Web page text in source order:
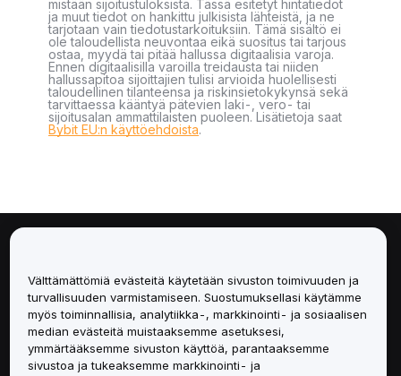
mistään sijoitustuloksista. Tässä esitetyt hintatiedot
ja muut tiedot on hankittu julkisista lähteistä, ja ne
tarjotaan vain tiedotustarkoituksiin. Tämä sisältö ei
ole taloudellista neuvontaa eikä suositus tai tarjous
ostaa, myydä tai pitää hallussa digitaalisia varoja.
Ennen digitaalisilla varoilla treidausta tai niiden
hallussapitoa sijoittajien tulisi arvioida huolellisesti
taloudellinen tilanteensa ja riskinsietokykynsä sekä
tarvittaessa kääntyä pätevien laki-, vero- tai
sijoitusalan ammattilaisten puoleen. Lisätietoja saat
Bybit EU:n käyttöehdoista.
Palvelut
Tuki
Välttämättömiä evästeitä käytetään sivuston toimivuuden ja
turvallisuuden varmistamiseen. Suostumuksellasi käytämme
myös toiminnallisia, analytiikka-, markkinointi- ja sosiaalisen
median evästeitä muistaaksemme asetuksesi,
ymmärtääksemme sivuston käyttöä, parantaaksemme
sivustoa ja tukeaksemme markkinointi- ja